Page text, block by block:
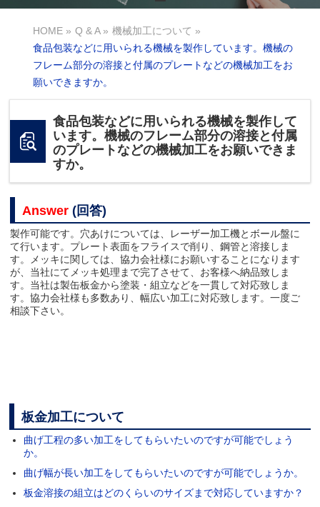
HOME » Q & A» 機械加工について »
食品包装などに用いられる機械を製作しています。機械の
フレーム部分の溶接と付属のプレートなどの機械加工をお
願いできますか。
食品包装などに用いられる機械を製作して
います。機械のフレーム部分の溶接と付属
のプレートなどの機械加工をお願いできま
すか。
Answer (回答)
製作可能です。穴あけについては、レーザー加工機とボール盤に
て行います。プレート表面をフライスで削り、鋼管と溶接しま
す。メッキに関しては、協力会社様にお願いすることになります
が、当社にてメッキ処理まで完了させて、お客様へ納品致しま
す。当社は製缶板金から塗装・組立などを一貫して対応致しま
す。協力会社様も多数あり、幅広い加工に対応致します。一度ご
相談下さい。
板金加工について
曲げ工程の多い加工をしてもらいたいのですが可能でしょう
か。
曲げ幅が長い加工をしてもらいたいのですが可能でしょうか。
板金溶接の組立はどのくらいのサイズまで対応していますか？